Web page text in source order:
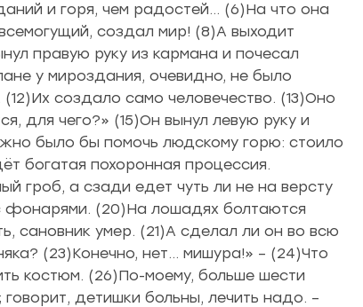
и горя, чем радостей… (6)На что она
создал мир! (8)А выходит
правую руку из кармана и почесал
у мироздания, очевидно, не было
создало само человечество. (13)Оно
для чего?» (15)Он вынул левую руку и
было бы помочь людскому горю: стоило
богатая похоронная процессия.
гроб, а сзади едет чуть ли не на версту
фонарями. (20)На лошадях болтаются
сановник умер. (21)А сделал ли он во всю
(23)Конечно, нет… мишура!» – (24)Что
костюм. (26)По-моему, больше шести
детишки больны, лечить надо. –